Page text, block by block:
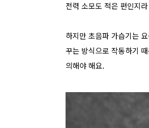
전력 소모도 적은 편인지
하지만 초음파 가습기는
꾸는 방식으로 작동하기
의해야 해요.